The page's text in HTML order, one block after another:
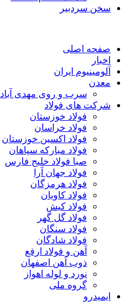
سخن سردبیر
صفحه اصلی
اخبار
آلومینیوم ایران
معدن
سرب و روی مهدی آباد
شرکت های فولاد
فولاد خوزستان
فولاد خراسان
فولاد اکسین خوزستان
فولاد مبارکه سپاهان
صبا فولاد خلیج فارس
فولاد جهان آرا
فولاد هرمزگان
فولاد کاویان
فولاد کیش
فولاد گل گهر
فولاد سنگان
فولاد شادگان
آهن و فولاد ارفع
ذوب آهن اصفهان
نورد و لوله اهواز
گروه ملی
ایمیدرو